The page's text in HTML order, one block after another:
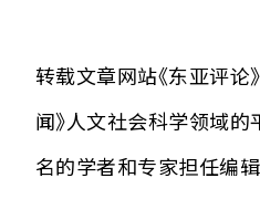
转载文章网站《东亚评论
闻》人文社会科学领域的
名的学者和专家担任编